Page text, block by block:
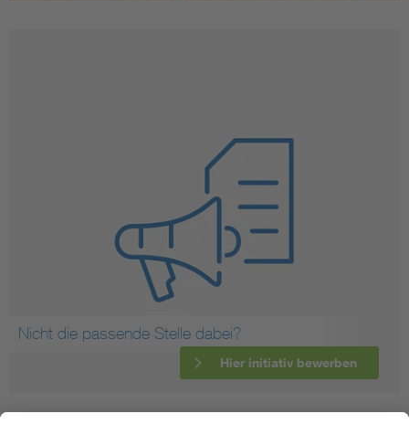
Nicht die passende Stelle dabei?
Hier initiativ bewerben